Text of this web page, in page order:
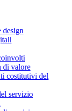
design
di valore
costitutivi del
servizio